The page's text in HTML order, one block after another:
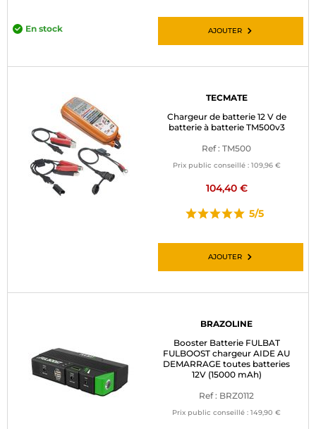
En stock AJOUTER
TECMATE
Chargeur de batterie 12 V de
batterie à batterie TM500v3
Ref : TM500
Prix public conseillé : 109,96 €
104,40 €
5/5
AJOUTER
BRAZOLINE
Booster Batterie FULBAT
FULBOOST chargeur AIDE AU
DEMARRAGE toutes batteries
12V (15000 mAh)
Ref : BRZ0112
Prix public conseillé : 149,90 €